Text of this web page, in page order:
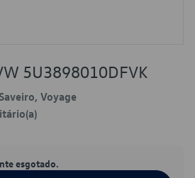
5U3898010DFVK
Voyage
esgotado.